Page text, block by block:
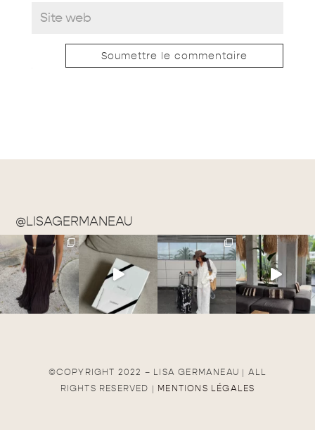
Soumettre le commentaire
@LISAGERMANEAU
©COPYRIGHT 2022 – LISA GERMANEAU | ALL
RIGHTS RESERVED | MENTIONS LÉGALES